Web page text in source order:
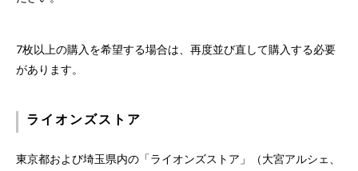
7枚以上の購入を希望する場合は、再度並び直して購入する必要
があります。
ライオンズストア
東京都および埼玉県内の「ライオンズストア」（大宮アルシェ、